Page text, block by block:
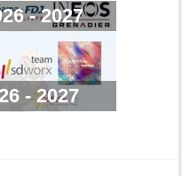
la 1ère étape
victoire depuis
on verra"
- 2027
- 2027